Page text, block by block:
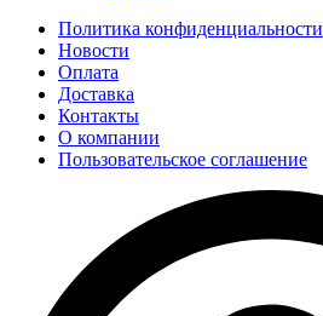
Политика конфиденциальности
Новости
Оплата
Доставка
Контакты
О компании
Пользовательское соглашение